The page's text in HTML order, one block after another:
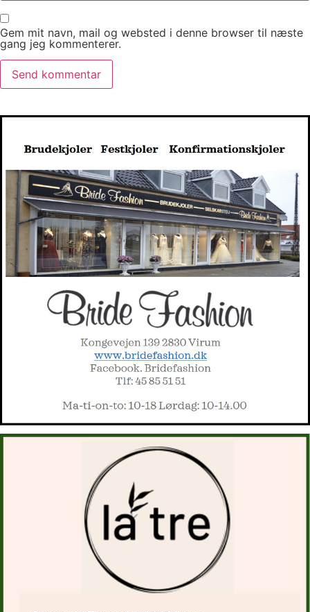
Gem mit navn, mail og websted i denne browser til næste
gang jeg kommenterer.